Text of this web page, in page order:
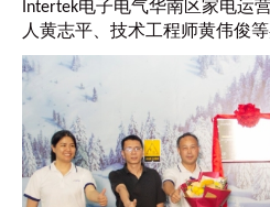
Intertek电子电气华南区家电运
人黄志平、技术工程师黄伟俊等